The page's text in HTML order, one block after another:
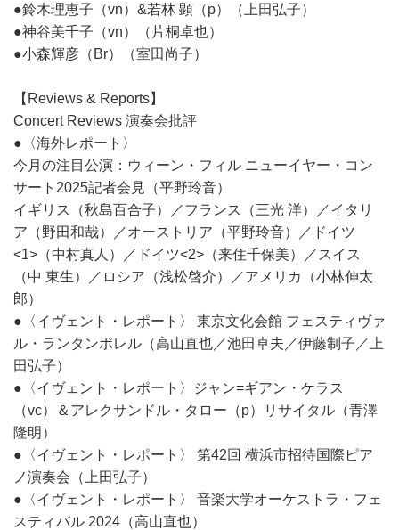
●鈴木理恵子（vn）&若林 顕（p）（上田弘子）
●神谷美千子（vn）（片桐卓也）
●小森輝彦（Br）（室田尚子）
【Reviews & Reports】
Concert Reviews 演奏会批評
●〈海外レポート〉
今月の注目公演：ウィーン・フィル ニューイヤー・コン
サート2025記者会見（平野玲音）
イギリス（秋島百合子）／フランス（三光 洋）／イタリ
ア（野田和哉）／オーストリア（平野玲音）／ドイツ
<1>（中村真人）／ドイツ<2>（来住千保美）／スイス
（中 東生）／ロシア（浅松啓介）／アメリカ（小林伸太
郎）
●〈イヴェント・レポート〉 東京文化会館 フェスティヴァ
ル・ランタンポレル（高山直也／池田卓夫／伊藤制子／上
田弘子）
●〈イヴェント・レポート〉ジャン=ギアン・ケラス
（vc）＆アレクサンドル・タロー（p）リサイタル（青澤
隆明）
●〈イヴェント・レポート〉 第42回 横浜市招待国際ピア
ノ演奏会（上田弘子）
●〈イヴェント・レポート〉 音楽大学オーケストラ・フェ
スティバル 2024（高山直也）